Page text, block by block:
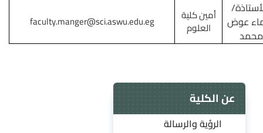
faculty.manger@sci.aswu.edu.eg أمين كلية
العلوم
عوض
محمد
عن الكلية
الرؤية والرسالة